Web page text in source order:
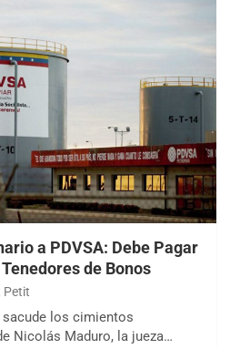
a PDVSA: Debe Pagar
de Bonos
Petit
los cimientos
Nicolás Maduro, la jueza…